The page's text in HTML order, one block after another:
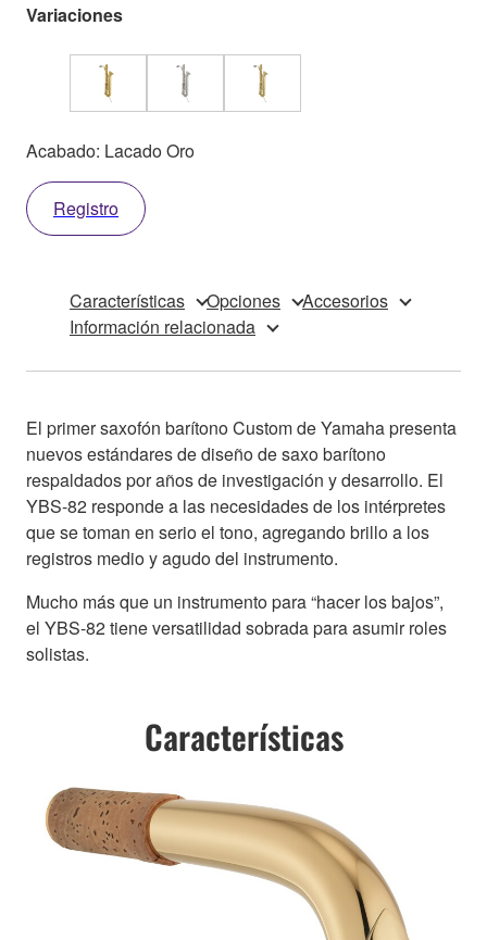
Variaciones
Acabado: Lacado Oro
Registro
Características Opciones
Accesorios
Información relacionada
El primer saxofón barítono Custom de Yamaha presenta
nuevos estándares de diseño de saxo barítono
respaldados por años de investigación y desarrollo. El
YBS-82 responde a las necesidades de los intérpretes
que se toman en serio el tono, agregando brillo a los
registros medio y agudo del instrumento.
Mucho más que un instrumento para “hacer los bajos”,
el YBS-82 tiene versatilidad sobrada para asumir roles
solistas.
Características